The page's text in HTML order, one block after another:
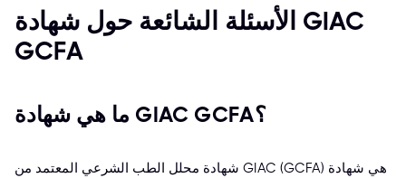
الأسئلة الشائعة حول شهادة GIAC
GCFA
ما هي شهادة GIAC GCFA؟
شهادة محلل الطب الشرعي المعتمد من GIAC (GCFA) هي شهادة